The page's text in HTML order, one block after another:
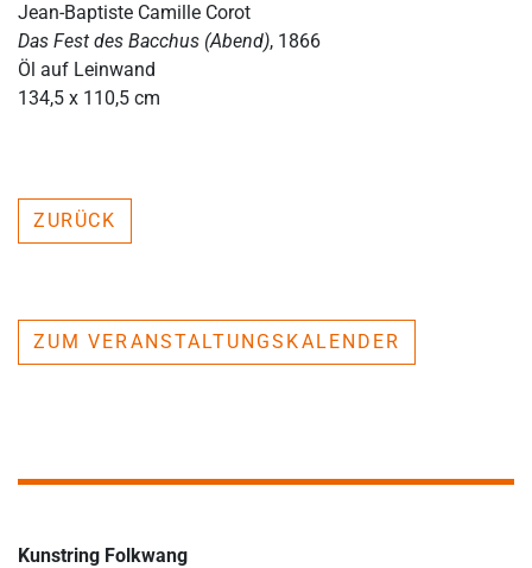
Jean-Baptiste Camille Corot
Das Fest des Bacchus (Abend), 1866
Öl auf Leinwand
134,5 x 110,5 cm
ZURÜCK
ZUM VERANSTALTUNGSKALENDER
Kunstring Folkwang